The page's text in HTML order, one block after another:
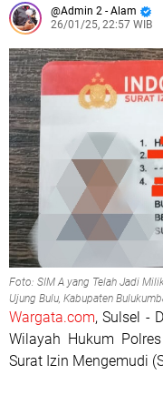
Admin 2 - Alam
26/01/25, 22:57 WIB
Foto: SIM A yang Telah Jadi
Ujung Bulu, Kabupaten
Wargata.com, Sulsel -
Wilayah Hukum
Surat Izin Mengemudi